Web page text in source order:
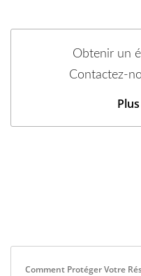
Obtenir un
Contactez-
Comment Protéger Votre